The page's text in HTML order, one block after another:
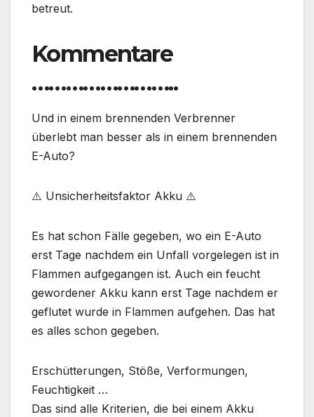
betreut.
Kommentare
……………………..
Und in einem brennenden Verbrenner
überlebt man besser als in einem brennenden
E-Auto?
⚠️ Unsicherheitsfaktor Akku ⚠️
Es hat schon Fälle gegeben, wo ein E-Auto
erst Tage nachdem ein Unfall vorgelegen ist in
Flammen aufgegangen ist. Auch ein feucht
gewordener Akku kann erst Tage nachdem er
geflutet wurde in Flammen aufgehen. Das hat
es alles schon gegeben.
Erschütterungen, Stöße, Verformungen,
Feuchtigkeit …
Das sind alle Kriterien, die bei einem Akku